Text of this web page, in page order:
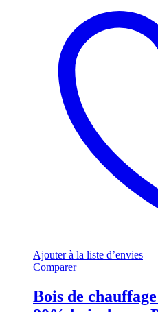
Ajouter à la liste d’envies
Comparer
Bois de